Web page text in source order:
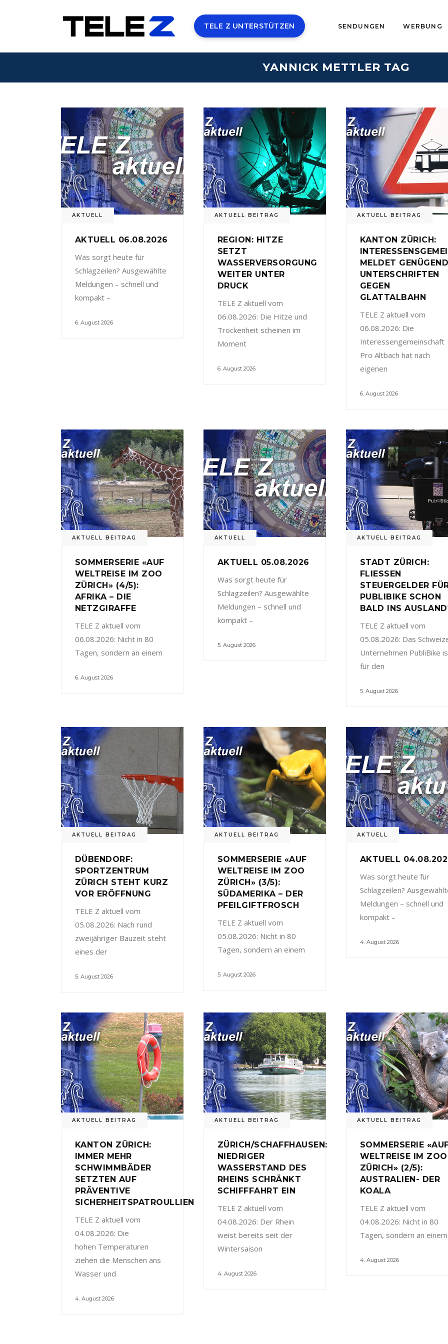
TELE Z UNTERSTÜTZEN SENDUNGEN WERBUNG
YANNICK METTLER TAG
AKTUELL
AKTUELL 06.08.2026
Was sorgt heute für
Schlagzeilen? Ausgewählte
Meldungen – schnell und
kompakt –
6. August 2026
AKTUELL BEITRAG
REGION: HITZE
SETZT
WASSERVERSORGUNG
WEITER UNTER
DRUCK
TELE Z aktuell vom
06.08.2026: Die Hitze und
Trockenheit scheinen im
Moment
6. August 2026
AKTUELL BEITRAG
KANTON ZÜRICH:
MELDET
UNTERSCHRIFTEN
GEGEN
GLATTALBAHN
TELE Z aktuell vom
06.08.2026: Die
Interessengemeinschaft
Pro Altbach hat nach
eigenen
6. August 2026
AKTUELL BEITRAG
SOMMERSERIE «AUF
WELTREISE IM ZOO
ZÜRICH» (4/5):
AFRIKA – DIE
NETZGIRAFFE
TELE Z aktuell vom
06.08.2026: Nicht in 80
Tagen, sondern an einem
6. August 2026
AKTUELL
AKTUELL 05.08.2026
Was sorgt heute für
Schlagzeilen? Ausgewählte
Meldungen – schnell und
kompakt –
5. August 2026
AKTUELL BEITRAG
STADT ZÜRICH:
FLIESSEN
STEUERGELDER
PUBLIBIKE SCHON
BALD INS
TELE Z aktuell vom
05.08.2026: Das
Unternehmen PubliBike
für den
5. August 2026
AKTUELL BEITRAG
DÜBENDORF:
SPORTZENTRUM
ZÜRICH STEHT KURZ
VOR ERÖFFNUNG
TELE Z aktuell vom
05.08.2026: Nach rund
zweijähriger Bauzeit steht
eines der
5. August 2026
AKTUELL BEITRAG
SOMMERSERIE «AUF
WELTREISE IM ZOO
ZÜRICH» (3/5):
SÜDAMERIKA – DER
PFEILGIFTFROSCH
TELE Z aktuell vom
05.08.2026: Nicht in 80
Tagen, sondern an einem
5. August 2026
AKTUELL
AKTUELL
Was sorgt heute für
Schlagzeilen?
Meldungen – schnell und
kompakt –
4. August 2026
AKTUELL BEITRAG
KANTON ZÜRICH:
IMMER MEHR
SCHWIMMBÄDER
SETZTEN AUF
PRÄVENTIVE
SICHERHEITSPATROULLIEN
TELE Z aktuell vom
04.08.2026: Die
hohen Temperaturen
ziehen die Menschen ans
Wasser und
4. August 2026
AKTUELL BEITRAG
ZÜRICH/SCHAFFHAUSEN:
NIEDRIGER
WASSERSTAND DES
RHEINS SCHRÄNKT
SCHIFFFAHRT EIN
TELE Z aktuell vom
04.08.2026: Der Rhein
weist bereits seit der
Wintersaison
4. August 2026
AKTUELL BEITRAG
SOMMERSERIE
WELTREISE IM ZOO
ZÜRICH» (2/5):
AUSTRALIEN- DER
KOALA
TELE Z aktuell vom
04.08.2026: Nicht in 80
Tagen, sondern an einem
4. August 2026